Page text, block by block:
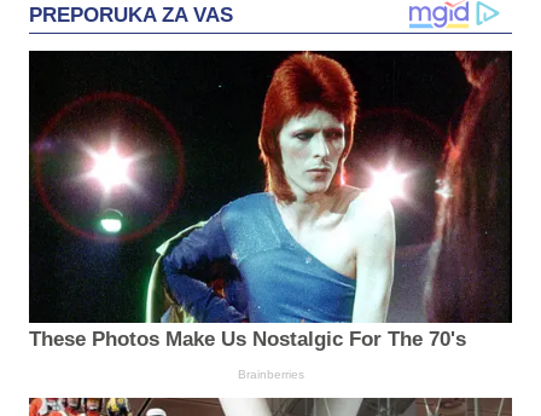
PREPORUKA ZA VAS
These Photos Make Us Nostalgic For The 70's
Brainberries